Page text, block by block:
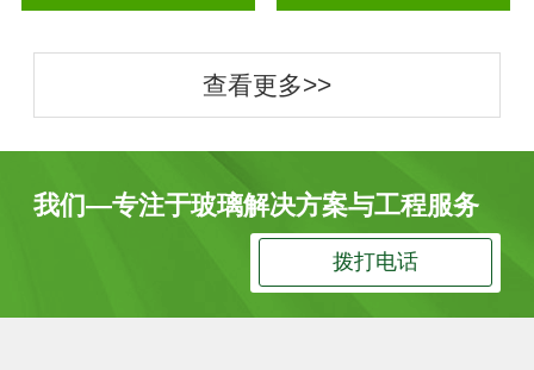
查看更多>>
我们—专注于玻璃解决方案与工程服务
拨打电话